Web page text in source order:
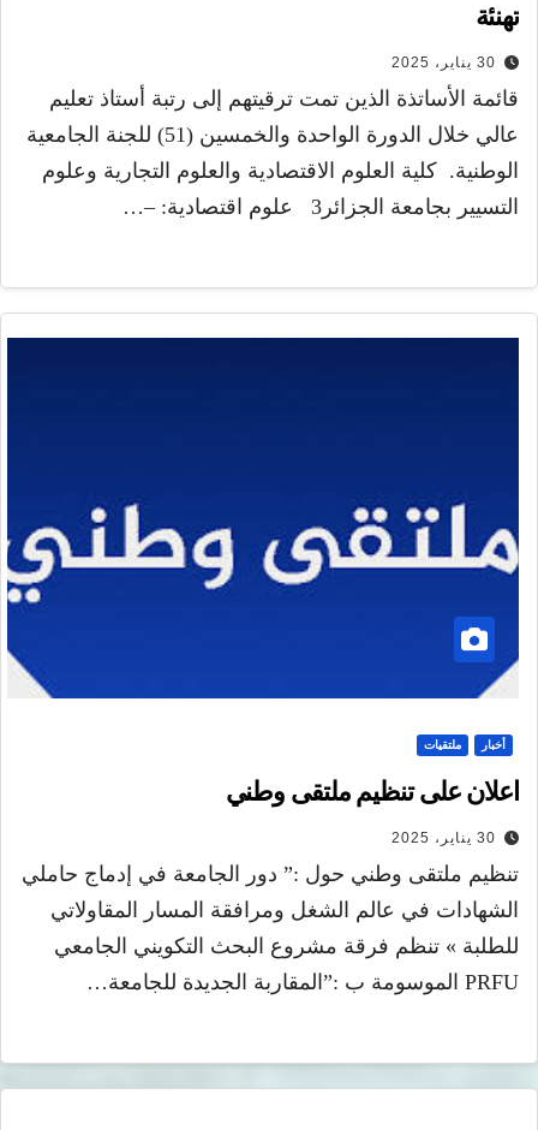
تهنئة
30 يناير، 2025
قائمة الأساتذة الذين تمت ترقيتهم إلى رتبة أستاذ تعليم
عالي خلال الدورة الواحدة والخمسين (51) للجنة الجامعية
الوطنية. كلية العلوم الاقتصادية والعلوم التجارية وعلوم
التسيير بجامعة الجزائر3 علوم اقتصادية: –…
أخبار ملتقيات
اعلان على تنظيم ملتقى وطني
30 يناير، 2025
تنظيم ملتقى وطني حول :” دور الجامعة في إدماج حاملي
الشهادات في عالم الشغل ومرافقة المسار المقاولاتي
للطلبة » تنظم فرقة مشروع البحث التكويني الجامعي
PRFU الموسومة ب :”المقاربة الجديدة للجامعة…